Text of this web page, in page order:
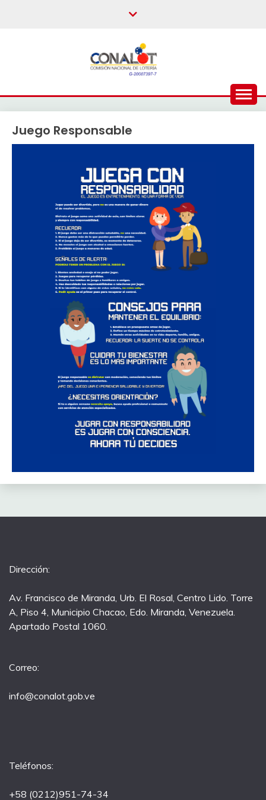
Juego Responsable
Dirección:
Av. Francisco de Miranda, Urb. El Rosal, Centro Lido. Torre
A, Piso 4, Municipio Chacao, Edo. Miranda, Venezuela.
Apartado Postal 1060.
Correo:
info@conalot.gob.ve
Teléfonos:
+58 (0212)951-74-34